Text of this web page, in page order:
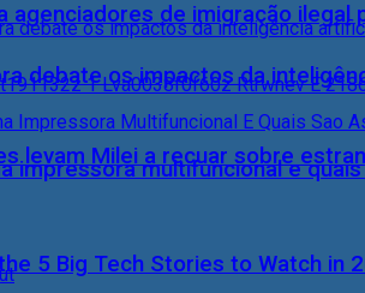
agenciadores de imigração ilegal
levam Milei a recuar sobre
debate os impactos da
impressora multifuncional e
5 Big Tech Stories to Watch in